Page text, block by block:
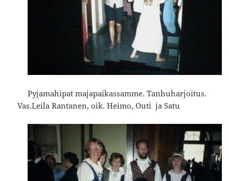
Pyjamahipat majapaikassamme. Tanhuharjoitus.
Vas.Leila Rantanen, oik. Heimo, Outi ja Satu